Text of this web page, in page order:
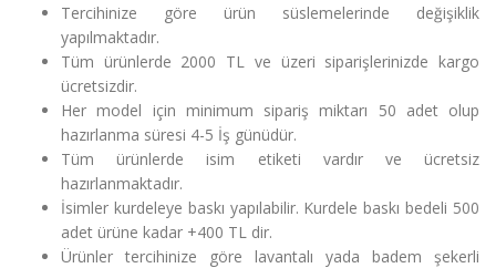
Tercihinize göre ürün süslemelerinde değişiklik
yapılmaktadır.
Tüm ürünlerde 2000 TL ve üzeri siparişlerinizde kargo
ücretsizdir.
Her model için minimum sipariş miktarı 50 adet olup
hazırlanma süresi 4-5 İş günüdür.
Tüm ürünlerde isim etiketi vardır ve ücretsiz
hazırlanmaktadır.
İsimler kurdeleye baskı yapılabilir. Kurdele baskı bedeli 500
adet ürüne kadar +400 TL dir.
Ürünler tercihinize göre lavantalı yada badem şekerli